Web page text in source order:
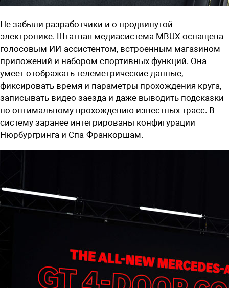
Не забыли разработчики и о продвинутой
электронике. Штатная медиасистема MBUX оснащена
голосовым ИИ-ассистентом, встроенным магазином
приложений и набором спортивных функций. Она
умеет отображать телеметрические данные,
фиксировать время и параметры прохождения круга,
записывать видео заезда и даже выводить подсказки
по оптимальному прохождению известных трасс. В
систему заранее интегрированы конфигурации
Нюрбургринга и Спа-Франкоршам.